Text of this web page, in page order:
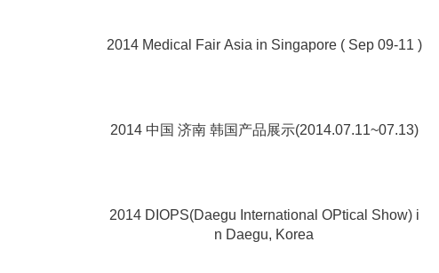
2014 Medical Fair Asia in Singapore ( Sep 09-11 )
2014 中国 济南 韩国产品展示(2014.07.11~07.13)
2014 DIOPS(Daegu International OPtical Show) i
n Daegu, Korea